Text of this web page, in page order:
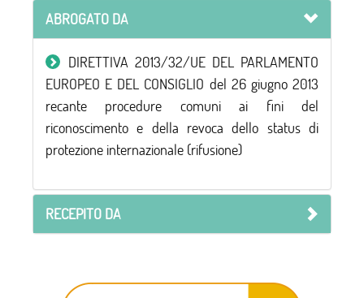
ABROGATO DA
DIRETTIVA 2013/32/UE DEL PARLAMENTO
EUROPEO E DEL CONSIGLIO del 26 giugno 2013
recante procedure comuni ai fini del
riconoscimento e della revoca dello status di
protezione internazionale (rifusione)
RECEPITO DA